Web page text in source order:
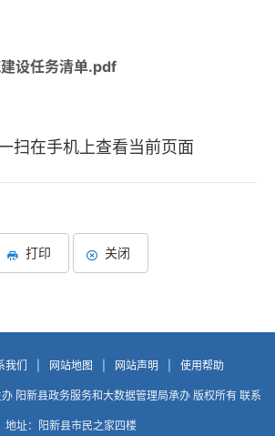
设任务清单.pdf
扫在手机上查看当前页面
打印 关闭
我们 网站地图 网站声明 使用帮助
阳新县政务服务和大数据管理局承办 版权所有 联系
地址：阳新县市民之家四楼